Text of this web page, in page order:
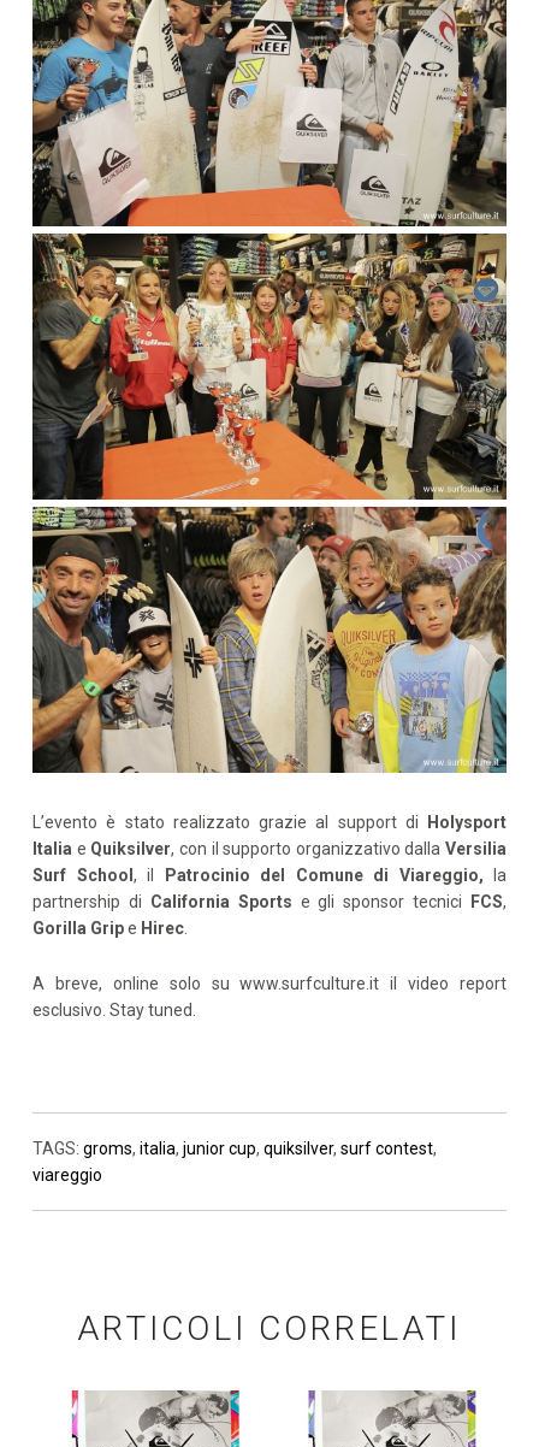
L’evento è stato realizzato grazie al support di
Holysport
Italia e Quiksilver, con il supporto organizzativo dalla Versilia
Surf School , il Patrocinio del Comune di Viareggio, la
partnership di California Sports e gli sponsor tecnici FCS,
Gorilla Gripe Hirec
A breve, online solo su www.surfculture.it il video report
esclusivo. Stay tuned.
TAGS: groms, italia, junior cup, quiksilver, surf contest,
viareggio
ARTICOLI CORRELATI